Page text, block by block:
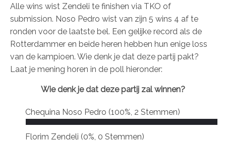
Alle wins wist Zendeli te finishen via TKO of
submission. Noso Pedro wist van zijn 5 wins 4 af te
ronden voor de laatste bel. Een gelijke record als de
Rotterdammer en beide heren hebben hun enige loss
van de kampioen. Wie denk je dat deze partij pakt?
Laat je mening horen in de poll hieronder:
Wie denk je dat deze partij zal winnen?
Chequina Noso Pedro (100%, 2 Stemmen)
Florim Zendeli (0%, 0 Stemmen)